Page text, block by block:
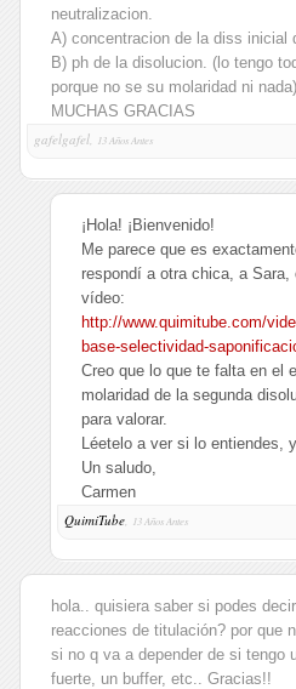
neutralizacion.
A) concentracion de la diss inicial
B) ph de la disolucion. (lo tengo
porque no se su molaridad ni nada)
MUCHAS GRACIAS
gafelgafel,
13 Años Antes
¡Hola! ¡Bienvenido!
Me parece que es
respondí a otra chica, a
vídeo:
http://www.quimitube.com/
base-selectividad-
Creo que lo que te falta en el
molaridad de la segunda
para valorar.
Léetelo a ver si lo entiendes,
Un saludo,
Carmen
QuimiTube, 13 Años Antes
hola.. quisiera saber si podes
reacciones de titulación? por que
si no q va a depender de si tengo
fuerte, un buffer, etc.. Gracias!!